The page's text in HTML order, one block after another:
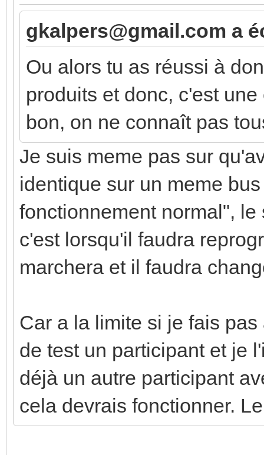
gkalpers@gmail.com a
Ou alors tu as réussi à
produits et donc, c'est
bon, on ne connaît pas
Je suis meme pas sur
identique sur un meme
fonctionnement normal",
c'est lorsqu'il faudra
marchera et il faudra
Car a la limite si je fais
de test un participant et je
déjà un autre participant
cela devrais fonctionner.